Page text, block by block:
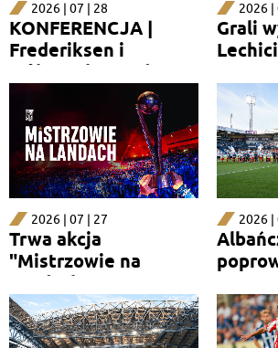
2026 | 07 | 28
KONFERENCJA |
Frederiksen i
Wålemark przed
Aarhus GF
2026 |
Grali
2026 | 07 | 27
Trwa akcja
"Mistrzowie na
Landach"
2026 |